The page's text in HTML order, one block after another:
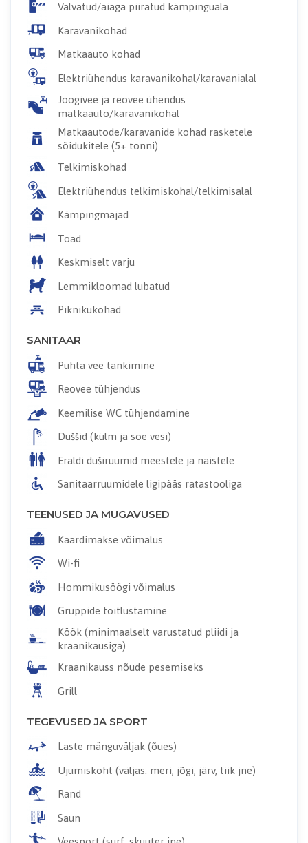
Valvatud/aiaga piiratud kämpinguala
Karavanikohad
Matkaauto kohad
Elektriühendus karavanikohal/karavanialal
Joogivee ja reovee ühendus
matkaauto/karavanikohal
Matkaautode/karavanide kohad rasketele
sõidukitele (5+ tonni)
Telkimiskohad
Elektriühendus telkimiskohal/telkimisalal
Kämpingmajad
Toad
Keskmiselt varju
Lemmikloomad lubatud
Piknikukohad
SANITAAR
Puhta vee tankimine
Reovee tühjendus
Keemilise WC tühjendamine
Duššid (külm ja soe vesi)
Eraldi duširuumid meestele ja naistele
Sanitaarruumidele ligipääs ratastooliga
TEENUSED JA MUGAVUSED
Kaardimakse võimalus
Wi-fi
Hommikusöögi võimalus
Gruppide toitlustamine
Köök (minimaalselt varustatud pliidi ja
kraanikausiga)
Kraanikauss nõude pesemiseks
Grill
TEGEVUSED JA SPORT
Laste mänguväljak (õues)
Ujumiskoht (väljas: meri, jõgi, järv, tiik jne)
Rand
Saun